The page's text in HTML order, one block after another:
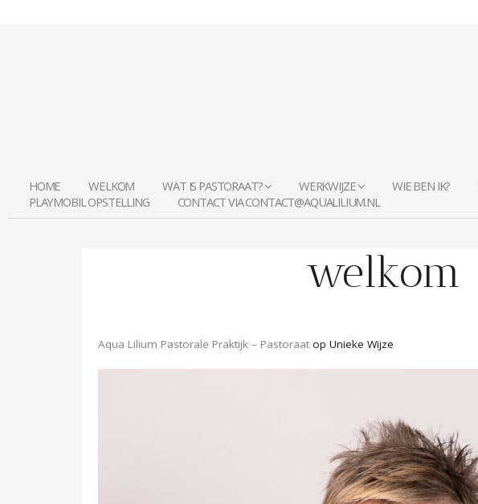
HOME WELKOM WAT IS PASTORAAT? WERKWIJZE WIE BEN IK?
PLAYMOBIL OPSTELLING
CONTACT VIA CONTACT@AQUALILIUM.NL
welkom
Aqua Lilium Pastorale Praktijk – Pastoraat op Unieke Wijze